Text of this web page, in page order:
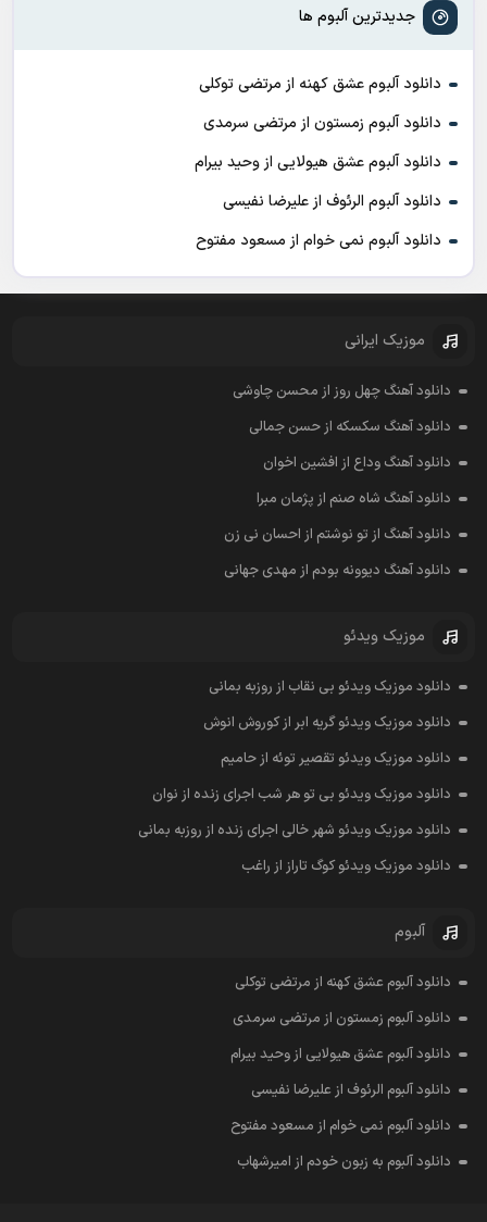
جدیدترین آلبوم ها
دانلود آلبوم عشق کهنه از مرتضی توکلی
دانلود آلبوم زمستون از مرتضی سرمدی
دانلود آلبوم عشق هیولایی از وحید بیرام
دانلود آلبوم الرئوف از علیرضا نفیسی
دانلود آلبوم نمی خوام از مسعود مفتوح
موزیک ایرانی
دانلود آهنگ چهل روز از محسن چاوشی
دانلود آهنگ سکسکه از حسن جمالی
دانلود آهنگ وداع از افشين اخوان
دانلود آهنگ شاه صنم از پژمان مبرا
دانلود آهنگ از تو نوشتم از احسان نی زن
دانلود آهنگ دیوونه بودم از مهدی جهانی
موزیک ویدئو
دانلود موزیک ویدئو بی نقاب از روزبه بمانی
دانلود موزیک ویدئو گریه ابر از کوروش انوش
دانلود موزیک ویدئو تقصیر توئه از حامیم
دانلود موزیک ویدئو بی تو هر شب اجرای زنده از نوان
دانلود موزیک ویدئو شهر خالی اجرای زنده از روزبه بمانی
دانلود موزیک ویدئو کوگ تاراز از راغب
آلبوم
دانلود آلبوم عشق کهنه از مرتضی توکلی
دانلود آلبوم زمستون از مرتضی سرمدی
دانلود آلبوم عشق هیولایی از وحید بیرام
دانلود آلبوم الرئوف از علیرضا نفیسی
دانلود آلبوم نمی خوام از مسعود مفتوح
دانلود آلبوم به زبون خودم از امیرشهاب